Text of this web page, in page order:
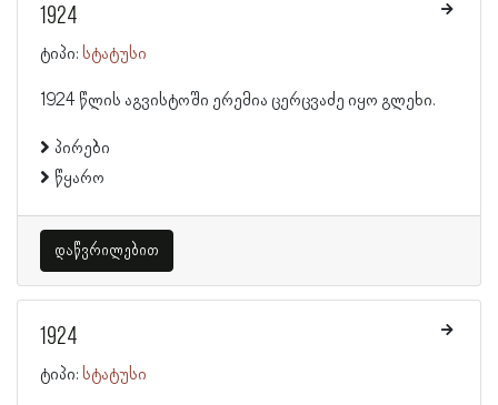
1924
ტიპი: სტატუსი
1924 წლის აგვისტოში ერემია ცერცვაძე იყო გლეხი.
პირები
წყარო
დაწვრილებით
1924
ტიპი: სტატუსი